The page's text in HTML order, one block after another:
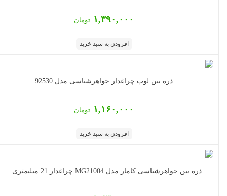
۱,۳۹۰,۰۰۰تومان
افزودن به سبد خرید
ذره بین لوپ چراغدار جواهرشناسی مدل 92530
۱,۱۶۰,۰۰۰تومان
افزودن به سبد خرید
ذره بین جواهرشناسی کامار مدل MG21004 چراغدار 21 میلیمتری...